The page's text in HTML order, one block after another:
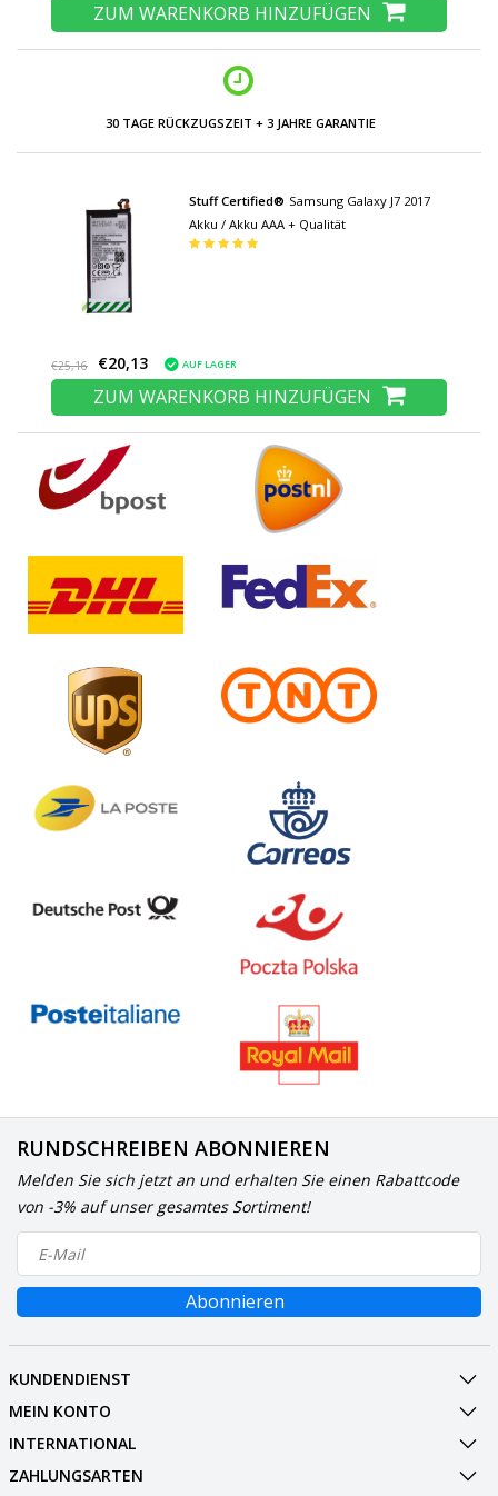
ZUM WARENKORB HINZUFÜGEN
30 TAGE RÜCKZUGSZEIT + 3 JAHRE GARANTIE
Stuff Certified® Samsung Galaxy J7 2017
Akku / Akku AAA + Qualität
€25,16 €20,13 AUF LAGER
ZUM WARENKORB HINZUFÜGEN
RUNDSCHREIBEN ABONNIEREN
Melden Sie sich jetzt an und erhalten Sie einen Rabattcode
von -3% auf unser gesamtes Sortiment!
Abonnieren
KUNDENDIENST
MEIN KONTO
INTERNATIONAL
ZAHLUNGSARTEN